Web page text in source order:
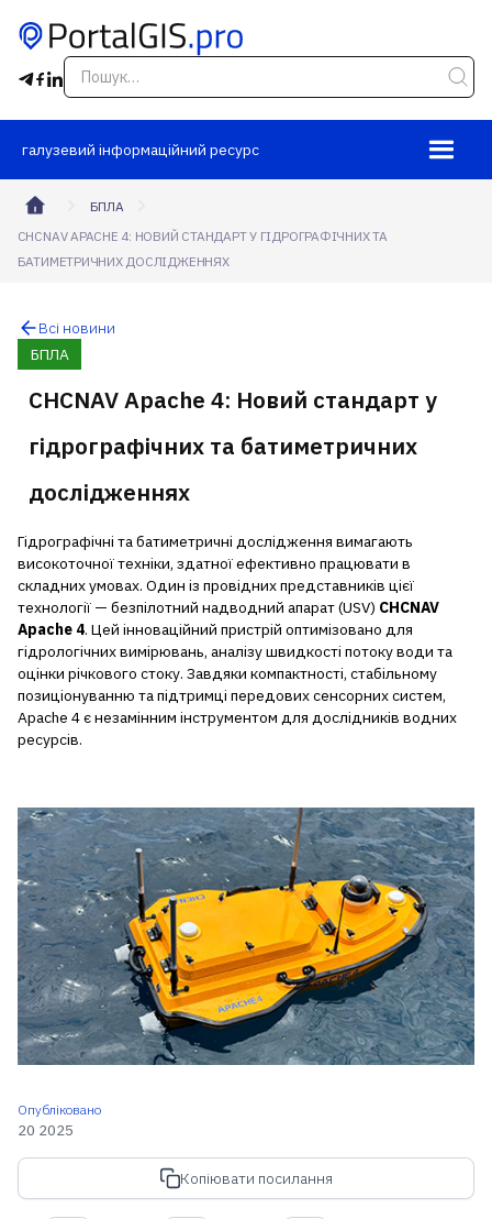
галузевий інформаційний ресурс
БПЛА
CHCNAV APACHE 4: НОВИЙ СТАНДАРТ У ГІДРОГРАФІЧНИХ ТА
БАТИМЕТРИЧНИХ ДОСЛІДЖЕННЯХ
Всі новини
БПЛА
CHCNAV Apache 4: Новий стандарт у
гідрографічних та батиметричних
дослідженнях
Гідрографічні та батиметричні дослідження вимагають
високоточної техніки, здатної ефективно працювати в
складних умовах. Один із провідних представників цієї
технології — безпілотний надводний апарат (USV) CHCNAV
Apache 4. Цей інноваційний пристрій оптимізовано для
гідрологічних вимірювань, аналізу швидкості потоку води та
оцінки річкового стоку. Завдяки компактності, стабільному
позиціонуванню та підтримці передових сенсорних систем,
Apache 4 є незамінним інструментом для дослідників водних
ресурсів.
Опубліковано
20 2025
Копіювати посилання